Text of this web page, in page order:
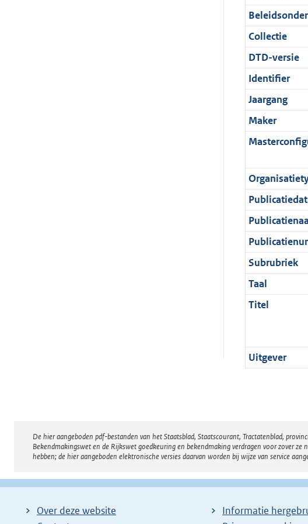
i
e
i
n
f
o
r
m
a
a
1
8
2
K
b
t
i
e
i
n
f
o
r
m
a
t
:
2
9
K
b
a
t
i
e
i
n
f
o
r
m
a
t
e
:
6
K
b
c
a
t
i
e
i
n
f
o
r
a
a
t
t
e
:
1
1
K
b
Collectie
DTD-versie
Identifier
Jaargang
Maker
Subrubriek
Taal
Titel
Uitgever
Disclaimer
De hier aangeboden pdf-bestanden van het Staatsblad, Staatscourant, Tractatenblad,
Bekendmakingswet en de Rijkswet goedkeuring en bekendmaking verdragen voor zover
hebben; de hier aangeboden elektronische versies daarvan worden bij wijze van service
Over deze website
Informatie